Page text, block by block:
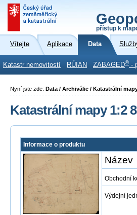
přístup k
Vítejte Aplikace Data
Katastr nemovitostí RÚIAN ZABAGED® -
Nyní jste zde: Data / Archiválie / Katastrální
Katastrální mapy 1:2
Informace o produktu
Název
Obchodní
Výdejní